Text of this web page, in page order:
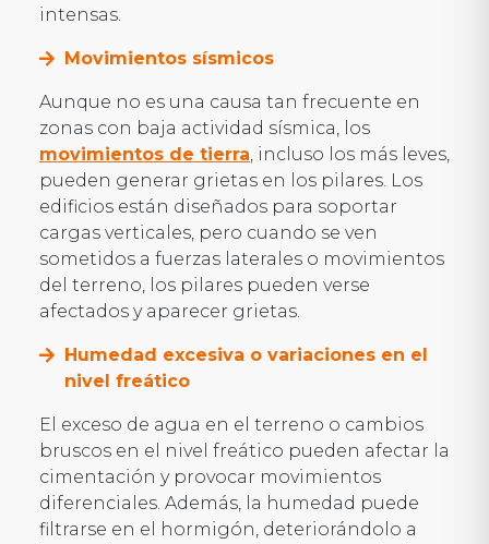
intensas.
Movimientos sísmicos
Aunque no es una causa tan frecuente en
zonas con baja actividad sísmica, los
movimientos de tierra, incluso los más leves,
pueden generar grietas en los pilares. Los
edificios están diseñados para soportar
cargas verticales, pero cuando se ven
sometidos a fuerzas laterales o movimientos
del terreno, los pilares pueden verse
afectados y aparecer grietas.
Humedad excesiva o variaciones en el
nivel freático
El exceso de agua en el terreno o cambios
bruscos en el nivel freático pueden afectar la
cimentación y provocar movimientos
diferenciales. Además, la humedad puede
filtrarse en el hormigón, deteriorándolo a